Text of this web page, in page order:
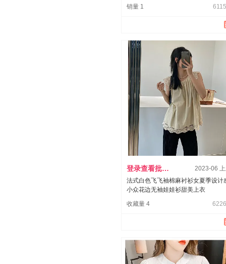
销量 1
登录查看批发价
2023-06
法式白色飞飞袖棉麻衬衫女夏季设计
小众花边无袖娃娃衫甜美上衣
收藏量 4